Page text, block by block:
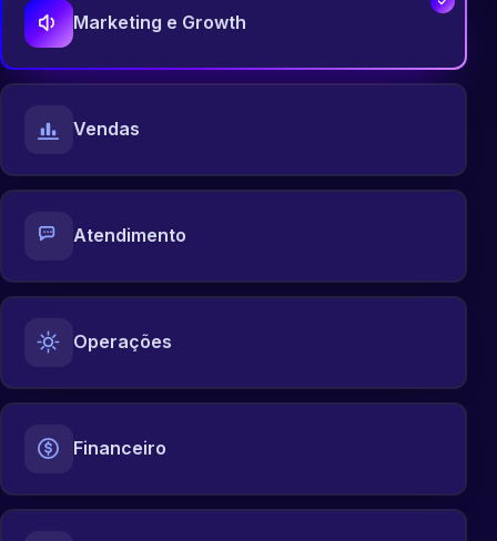
Marketing e Growth
Vendas
Atendimento
Operações
Financeiro